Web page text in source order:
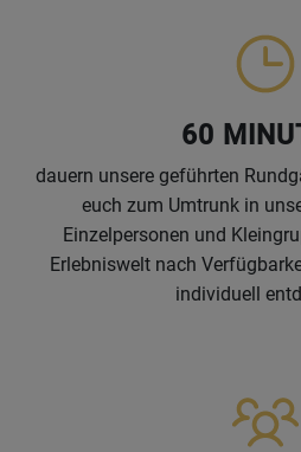
60
dauern unsere geführten
euch zum Umtrunk in
Einzelpersonen und
Erlebniswelt nach
individuell